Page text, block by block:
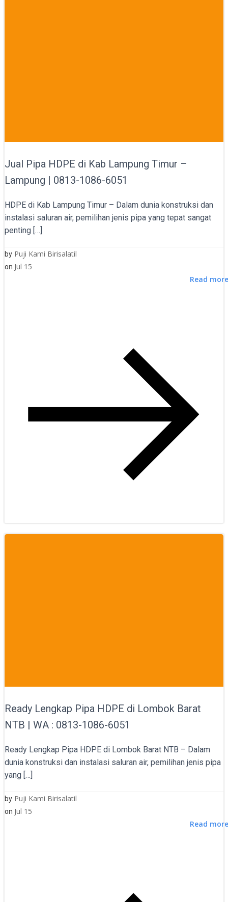
Jual Pipa HDPE di Kab Lampung Timur –
Lampung | 0813-1086-6051
HDPE di Kab Lampung Timur – Dalam dunia konstruksi dan
instalasi saluran air, pemilihan jenis pipa yang tepat sangat
penting […]
by Puji Kami Birisalatil
on Jul 15
Read more
Ready Lengkap Pipa HDPE di Lombok Barat
NTB | WA : 0813-1086-6051
Ready Lengkap Pipa HDPE di Lombok Barat NTB – Dalam
dunia konstruksi dan instalasi saluran air, pemilihan jenis pipa
yang […]
by Puji Kami Birisalatil
on Jul 15
Read more